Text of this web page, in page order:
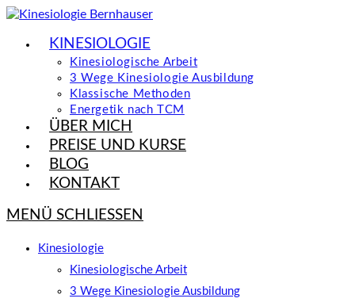
Zum
springenKINESIOLOGIE
Kinesiologische Arbeit
3 Wege Kinesiologie Ausbildung
Klassische Methoden
Energetik nach TCM
ÜBER MICH
PREISE UND KURSE
BLOG
KONTAKT
MENÜ SCHLIESSEN
Kinesiologie
Kinesiologische Arbeit
3 Wege Kinesiologie Ausbildung